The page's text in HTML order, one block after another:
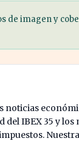
de imagen y
noticias
del IBEX 35 y los